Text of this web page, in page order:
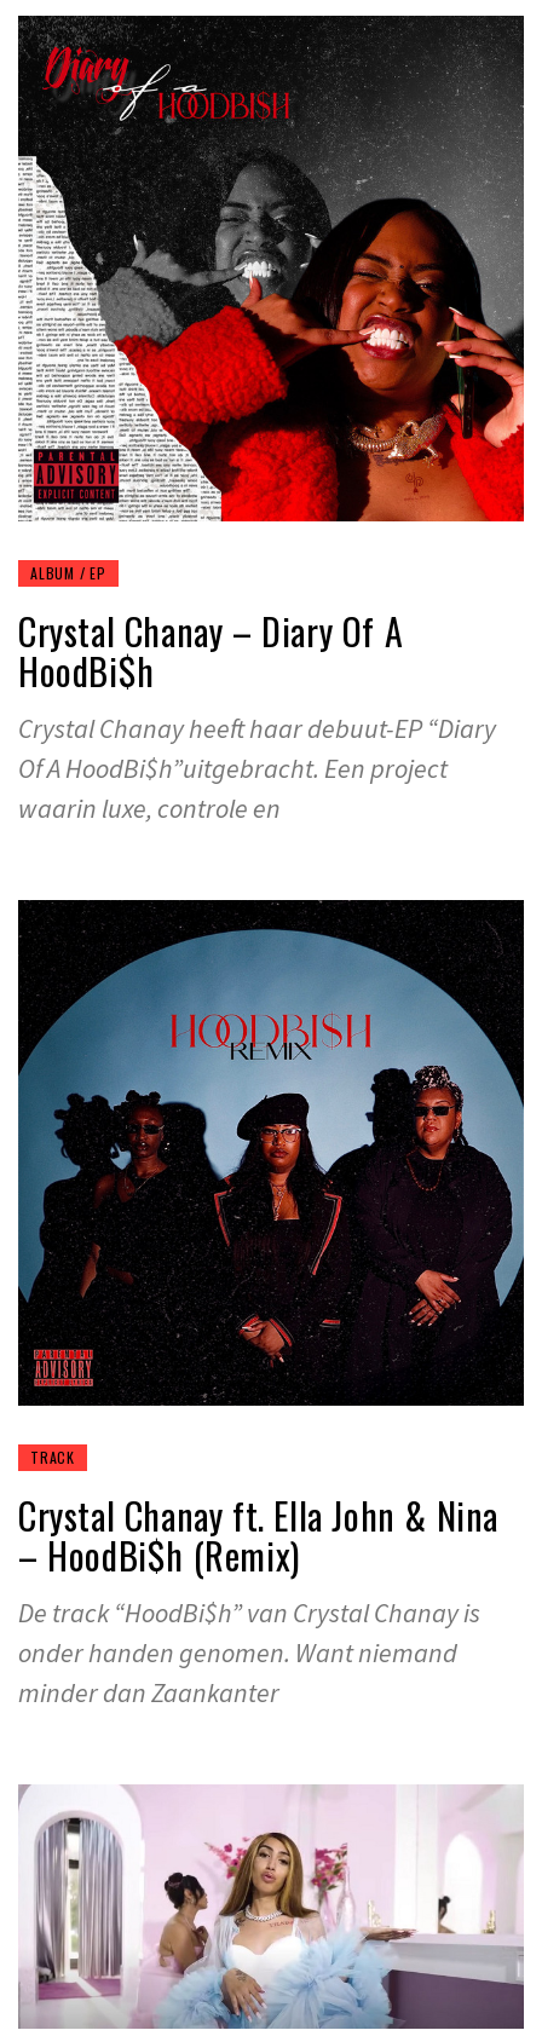
ALBUM / EP
Crystal Chanay – Diary Of A
HoodBi$h
Crystal Chanay heeft haar debuut-EP “Diary
Of A HoodBi$h”uitgebracht. Een project
waarin luxe, controle en
TRACK
Crystal Chanay ft. Ella John & Nina
– HoodBi$h (Remix)
De track “HoodBi$h” van Crystal Chanay is
onder handen genomen. Want niemand
minder dan Zaankanter